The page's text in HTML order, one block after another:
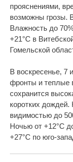
прояснениями,
возможны грозы.
Влажность до
+21°С в
Гомельской
В воскресенье, 7
фронты и теплые
сохранится
коротких
видимостью до
Ночью от +12°С
+27°С по юго-